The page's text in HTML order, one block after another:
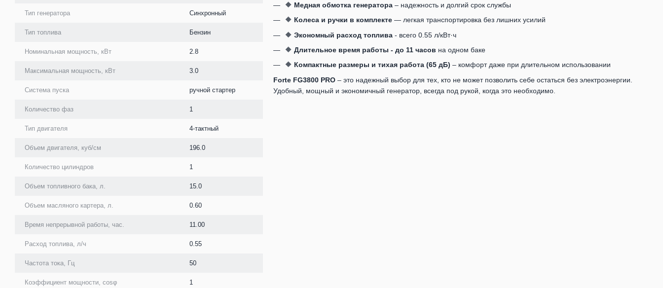
Тип генератора Синхронный
Тип топлива Бензин
Номинальная мощность, кВт 2.8
Максимальная мощность, кВт 3.0
Система пуска ручной стартер
Количество фаз 1
Тип двигателя 4-тактный
Объем двигателя, куб/см 196.0
Количество цилиндров 1
Объем топливного бака, л. 15.0
Объем масляного картера, л. 0.60
Время непрерывной работы, час. 11.00
Расход топлива, л/ч 0.55
Частота тока, Гц 50
Коэффициент мощности, cosφ 1
🔶 Медная обмотка генератора– надежность и долгий срок службы
🔶 Колеса и ручки в комплекте— легкая транспортировка без лишних усилий
🔶 Экономный расход топлива- всего 0.55 л/кВт·ч
🔶 Длительное время работы - до 11 часов на одном баке
🔶 Компактные размеры и тихая работа (65 дБ) – комфорт даже при длительном использовании
Forte FG3800 PRO– это надежный выбор для тех, кто не может позволить себе остаться без электроэнергии.
Удобный, мощный и экономичный генератор, всегда под рукой, когда это необходимо.